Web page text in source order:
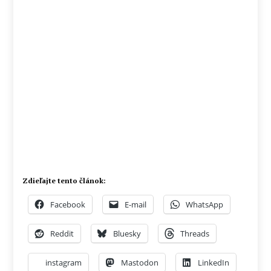
Zdieľajte tento článok:
Facebook E-mail WhatsApp
Reddit Bluesky Threads
instagram Mastodon LinkedIn